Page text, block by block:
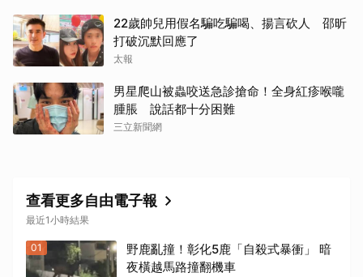
22歲帥兒用假名騙吃騙喝、揚言砍人 邵昕
打破沉默回應了
太報
男星爬山被蟲咬送急診搶命！全身紅疹喉嚨
腫脹 說話都十分困難
三立新聞網
查看更多自由電子報
最近1小時結果
01
野鹿亂撞！彰化5鹿「自殺式暴衝」 暗
夜橫越馬路撞翻機車